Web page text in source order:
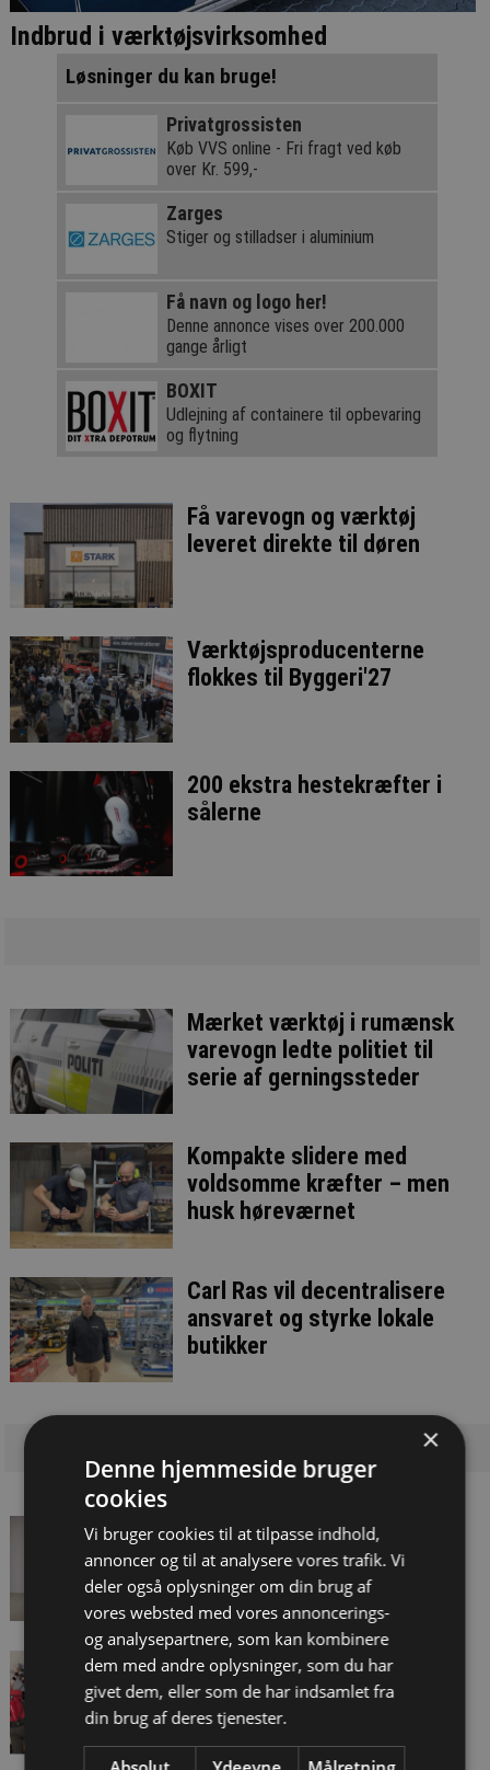
Indbrud i værktøjsvirksomhed
Løsninger du kan bruge!
Privatgrossisten
Køb VVS online - Fri fragt ved køb
over Kr. 599,-
Zarges
Stiger og stilladser i aluminium
Få navn og logo her!
Denne annonce vises over 200.000
gange årligt
BOXIT
Udlejning af containere til opbevaring
og flytning
Få varevogn og værktøj
leveret direkte til døren
Værktøjsproducenterne
flokkes til Byggeri'27
200 ekstra hestekræfter i
sålerne
Mærket værktøj i rumænsk
varevogn ledte politiet til
serie af gerningssteder
Kompakte slidere med
voldsomme kræfter – men
husk høreværnet
Carl Ras vil decentralisere
ansvaret og styrke lokale
butikker
Pluggen blæser og har mel i
munden
Godt nyt til tømreren: Et
exoskelet kan reducere
belastning i nakke, skuldre
og arme
×
Denne hjemmeside bruger
cookies
Vi bruger cookies til at tilpasse indhold,
annoncer og til at analysere vores trafik. Vi
deler også oplysninger om din brug af
vores websted med vores annoncerings-
og analysepartnere, som kan kombinere
dem med andre oplysninger, som du har
givet dem, eller som de har indsamlet fra
din brug af deres tjenester.